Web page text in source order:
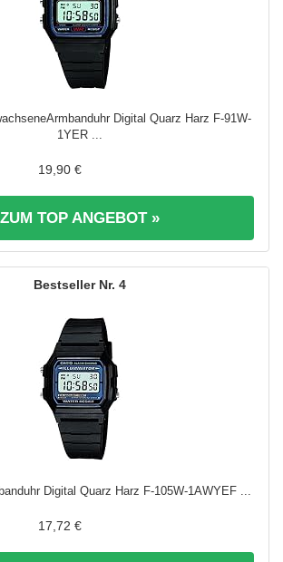
Digital Quarz Harz F-91W-
1YER ...
19,90 €
ZUM TOP ANGEBOT »
4
Digital Quarz Harz F-105W-1AWYEF ...
17,72 €